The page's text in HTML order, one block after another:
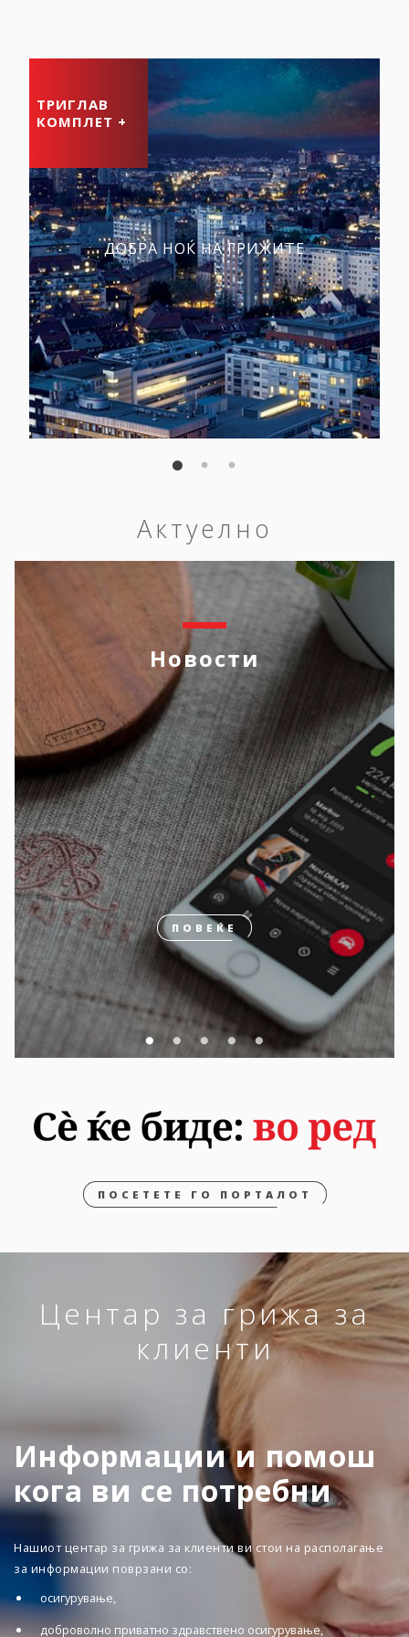
ТРИГЛАВ
КОМПЛЕТ +
ДОБРА НОЌ НА ГРИЖИТЕ
Актуелно
Новости
ПОВЕЌЕ
ПОСЕТЕТЕ ГО ПОРТАЛОТ
Центар за грижа за
клиенти
Информации и помош
кога ви се потребни
Нашиот центар за грижа за клиенти ви стои на располагање
за информации поврзани со:
осигурување,
доброволно приватно здравствено осигурување,